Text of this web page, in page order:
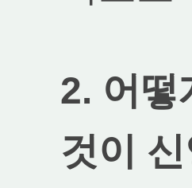
2. 어떻
것이